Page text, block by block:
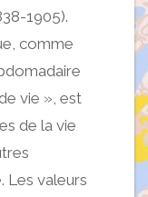
1905).
comme
vie », est
de la vie
Les valeurs